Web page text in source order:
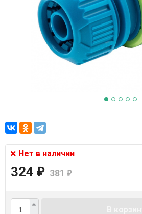
Нет в наличии
324 ₽ 381₽